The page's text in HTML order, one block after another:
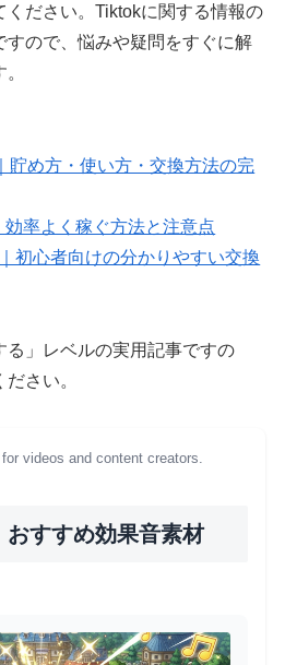
ください。Tiktokに関する情報の
すので、悩みや疑問をすぐに解
貯め方・使い方・交換方法の完
率よく稼ぐ方法と注意点
初心者向けの分かりやすい交換
る」レベルの実用記事ですの
さい。
videos and content creators.
おすすめ効果音素材